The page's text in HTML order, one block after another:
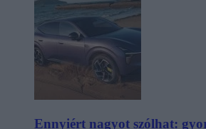
Ennyiért nagyot szólhat: